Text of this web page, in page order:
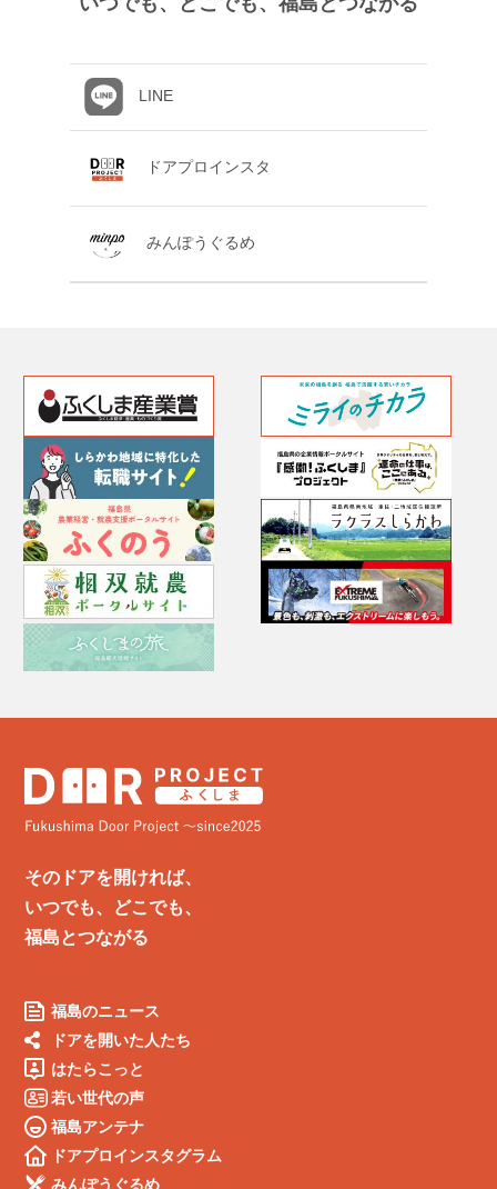
LINE
ドアプロインスタ
みんぽうぐるめ
そのドアを開ければ、
いつでも、どこでも、
福島とつながる
福島のニュース
ドアを開いた人たち
はたらこっと
若い世代の声
福島アンテナ
ドアプロインスタグラム
みんぽうぐるめ